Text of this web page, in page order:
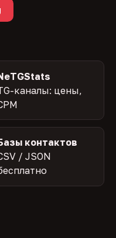
каналы: цены,
контактов
/ JSON